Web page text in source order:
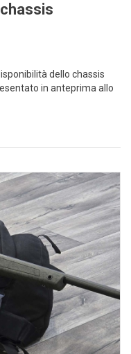
dello chassis
in anteprima allo